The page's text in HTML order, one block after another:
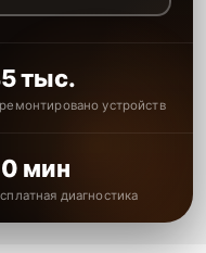
тыс.
устройств
мин
диагностика